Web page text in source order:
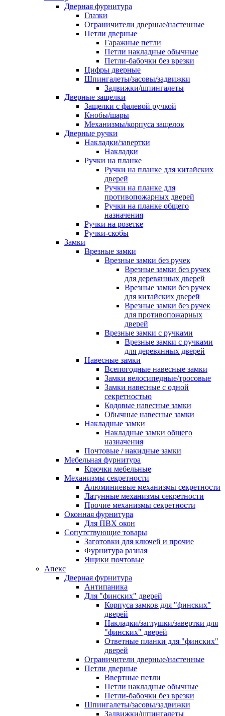
Дверная фурнитура
Глазки
Ограничители дверные/настенные
Петли дверные
Гаражные петли
Петли накладные обычные
Петли-бабочки без врезки
Цифры дверные
Шпингалеты/засовы/задвижки
Задвижки/шпингалеты
Дверные защелки
Защелки с фалевой ручкой
Кнобы/шары
Механизмы/корпуса защелок
Дверные ручки
Накладки/завертки
Накладки
Ручки на планке
Ручки на планке для китайских
дверей
Ручки на планке для
противопожарных дверей
Ручки на планке общего
назначения
Ручки на розетке
Ручки-скобы
Замки
Врезные замки
Врезные замки без ручек
Врезные замки без ручек
для деревянных дверей
Врезные замки без ручек
для китайских дверей
Врезные замки без ручек
для противопожарных
дверей
Врезные замки с ручками
Врезные замки с ручками
для деревянных дверей
Навесные замки
Всепогодные навесные замки
Замки велосипедные/тросовые
Замки навесные с одной
секретностью
Кодовые навесные замки
Обычные навесные замки
Накладные замки
Накладные замки общего
назначения
Почтовые / накидные замки
Мебельная фурнитура
Крючки мебельные
Механизмы секретности
Алюминиевые механизмы секретности
Латунные механизмы секретности
Прочие механизмы секретности
Оконная фурнитура
Для ПВХ окон
Сопутствующие товары
Заготовки для ключей и прочие
Фурнитура разная
Ящики почтовые
Апекс
Дверная фурнитура
Антипаника
Для "финских" дверей
Корпуса замков для "финских"
дверей
Накладки/заглушки/завертки для
"финских" дверей
Ответные планки для "финских"
дверей
Ограничители дверные/настенные
Петли дверные
Ввертные петли
Петли накладные обычные
Петли-бабочки без врезки
Шпингалеты/засовы/задвижки
Задвижки/шпингалеты